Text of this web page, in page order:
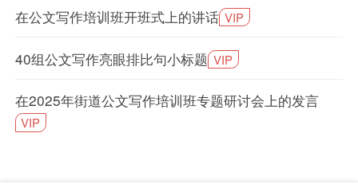
在公文写作培训班开班式上的讲话 VIP
40组公文写作亮眼排比句小标题 VIP
在2025年街道公文写作培训班专题研讨会上的发言
VIP